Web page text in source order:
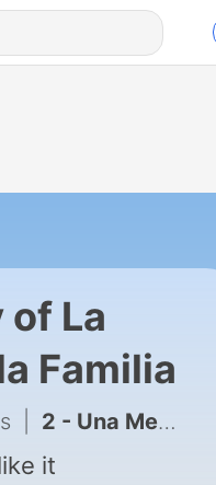
La
Familia
2 - Una Mejor vida atravesando la frontera
it